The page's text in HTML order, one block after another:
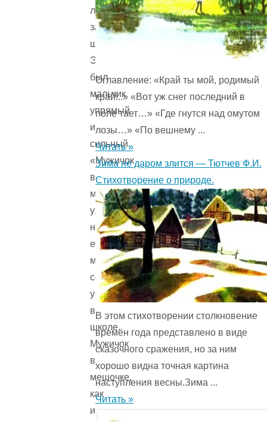
лобастый,
затылок
широкий.
Это
был
мальчик
упрямый
и
сильный.
«Мужичок
в
мешочке»,
улыбаясь,
называли
его
между
собой
учителя
в
школе.
Мужичок
в
мешочке,
как
и
Оглавление: «Край ты мой, родимый
край!..» «Вот уж снег последний в
поле тает…» «Где гнутся над омутом
лозы…» «По вешнему ...
Читать »
Зима не даром злится — Тютчев Ф.И.
Стихотворение о природе.
В этом стихотворении столкновение
времён года представ­лено в виде
сказочного сражения, но за ним
хорошо видна точная картина
наступления весны.Зима ...
Читать »